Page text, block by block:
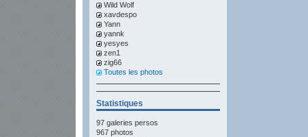
Wild Wolf
xavdespo
Yann
yannk
yesyes
zen1
zig66
Toutes les photos
Statistiques
97 galeries persos
967 photos